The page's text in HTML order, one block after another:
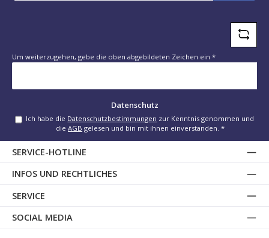
Um weiterzugehen, gebe die oben abgebildeten Zeichen ein *
Datenschutz
Ich habe die Datenschutzbestimmungen zur Kenntnis genommen und
dieAGB gelesen und bin mit ihnen einverstanden.*
SERVICE-HOTLINE
INFOS UND RECHTLICHES
SERVICE
SOCIAL MEDIA